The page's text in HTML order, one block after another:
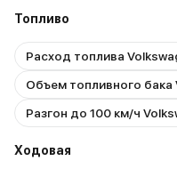
Топливо
Расход топлива
Разгон до 100 км/ч
Ходовая